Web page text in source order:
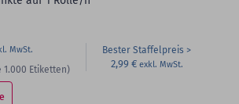
1.000 Etiketten)
Bester Staffelpreis
2,99 €